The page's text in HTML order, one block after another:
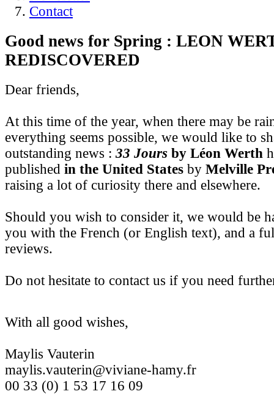
Contact
Good news for Spring : LEON
REDISCOVERED
Dear friends,
At this time of the year, when there may be
everything seems possible, we would like to
outstanding news : 33 Jours by Léon Werth
published in the United States by Melville
raising a lot of curiosity there and elsewhere.
Should you wish to consider it, we would be
you with the French (or English text), and a
reviews.
Do not hesitate to contact us if you need
With all good wishes,
Maylis Vauterin
maylis.vauterin@viviane-hamy.fr
00 33 (0) 1 53 17 16 09